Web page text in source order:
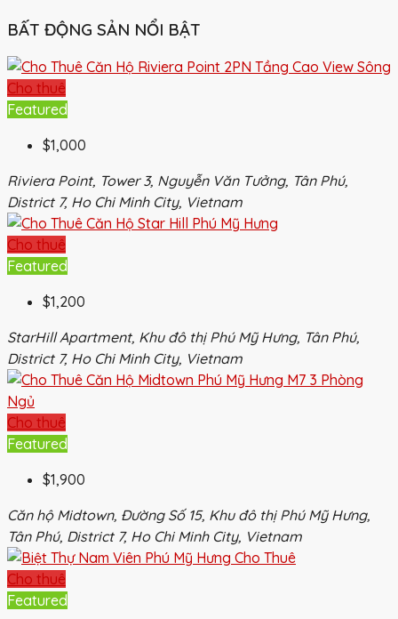
BẤT ĐỘNG SẢN NỔI BẬT
Cho thuê
Featured
$1,000
Riviera Point, Tower 3, Nguyễn Văn Tưởng, Tân Phú,
District 7, Ho Chi Minh City, Vietnam
Cho thuê
Featured
$1,200
StarHill Apartment, Khu đô thị Phú Mỹ Hưng, Tân Phú,
District 7, Ho Chi Minh City, Vietnam
Cho thuê
Featured
$1,900
Căn hộ Midtown, Đường Số 15, Khu đô thị Phú Mỹ Hưng,
Tân Phú, District 7, Ho Chi Minh City, Vietnam
Cho thuê
Featured